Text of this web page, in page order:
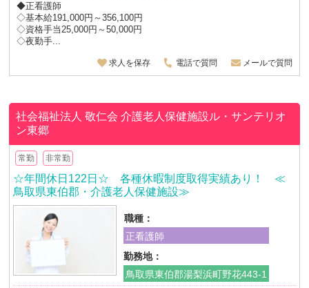
◆正看護師
◇基本給191,000円～356,100円
◇資格手当25,000円～50,000円
◇夜勤手...
求人を保存 電話で質問 メールで質問
社会福祉法人 敬仁会介護老人保健施設ル・サンテリオ
ン東郷
常勤 非常勤
☆年間休日122日☆ 各種休暇制度取得実績あり！ ≪
鳥取県東伯郡・介護老人保健施設≫
職種：
正看護師
勤務地：
鳥取県東伯郡湯梨浜町野花443-1